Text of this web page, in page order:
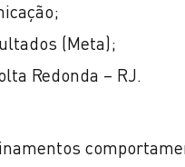
(Meta);
Redonda – RJ.